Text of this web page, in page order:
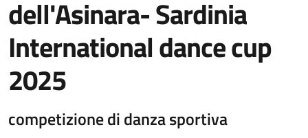
dell'Asinara- Sardinia
International dance cup
2025
Dettaglio dell'evento
competizione di danza sportiva